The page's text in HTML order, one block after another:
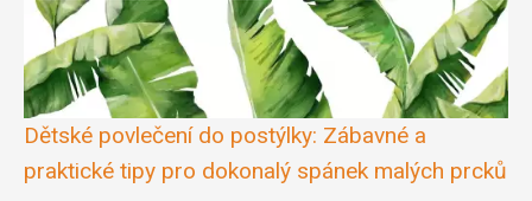
Dětské povlečení do postýlky: Zábavné a
praktické tipy pro dokonalý spánek malých prcků